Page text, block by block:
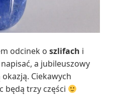
odcinek o szlifach i
a jubileuszowy
Ciekawych
będą trzy części